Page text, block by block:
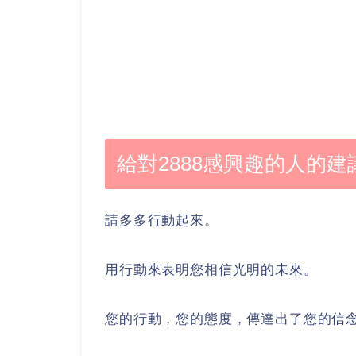
給對2888感興趣的人的建
請多多行動起來。
用行動來表明您相信光明的未來。
您的行動，您的態度，傳達出了您的信